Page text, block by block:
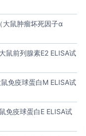
鼠肿瘤坏死因子α
鼠前列腺素E2 ELISA试
免疫球蛋白M ELISA试
免疫球蛋白E ELISA试